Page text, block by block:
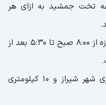
تخت جمشید به ازای هر
: ین مجموعه همه روزه از 8:00 صبح تا 5:30 بعد از
: استان فارس، 55 کیلومتری شهر شیراز و 10 کیلومتری